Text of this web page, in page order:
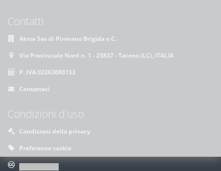
Contatti
Akros Sas di Pirovano Brigida e C.
Via Provinciale Nord n. 1 - 23837 - Taceno (LC), ITALIA
P. IVA 02263080133
Contattaci
Condizioni d'uso
Condizioni della privacy
Preferenze cookie